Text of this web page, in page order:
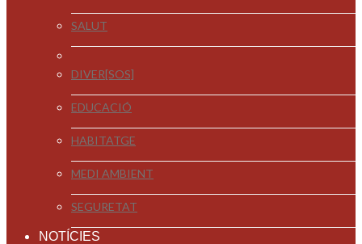
SALUT
DIVER[SOS]
EDUCACIÓ
HABITATGE
MEDI AMBIENT
SEGURETAT
NOTÍCIES